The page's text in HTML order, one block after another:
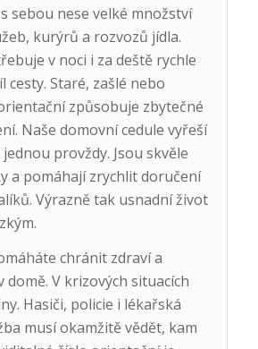
sebou nese velké množství
kurýrů a rozvozů jídla.
v noci i za deště rychle
cesty. Staré, zašlé nebo
způsobuje zbytečné
Naše domovní cedule vyřeší
provždy. Jsou skvěle
a pomáhají zrychlit doručení
Výrazně tak usnadní život
chránit zdraví a
domě. V krizových situacích
Hasiči, policie i lékařská
musí okamžitě vědět, kam